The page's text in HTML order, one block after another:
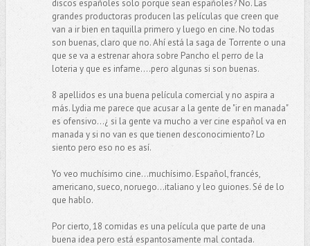
discos españoles solo porque sean españoles? No. Las
grandes productoras producen las películas que creen que
van a ir bien en taquilla primero y luego en cine. No todas
son buenas, claro que no. Ahí está la saga de Torrente o una
que se va a estrenar ahora sobre Pancho el perro de la
loteria y que es infame....pero algunas si son buenas.
8 apellidos es una buena película comercial y no aspira a
más. Lydia me parece que acusar a la gente de "ir en manada"
es ofensivo...¿ si la gente va mucho a ver cine español va en
manada y si no van es que tienen desconocimiento? Lo
siento pero eso no es así.
Yo veo muchísimo cine...muchísimo. Español, francés,
americano, sueco, noruego...italiano y leo guiones. Sé de lo
que hablo.
Por cierto, 18 comidas es una película que parte de una
buena idea pero está espantosamente mal contada.